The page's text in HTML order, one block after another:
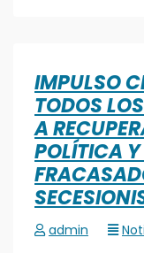
IMPULSO
TODOS
A
POLÍTICA
admin